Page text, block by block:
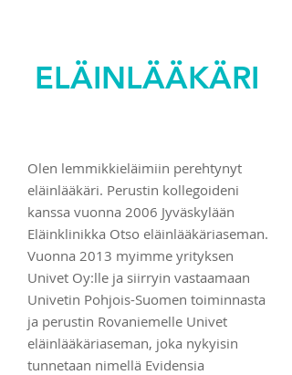
Olen lemmikkieläimiin perehtynyt
eläinlääkäri. Perustin kollegoideni
kanssa vuonna 2006 Jyväskylään
Eläinklinikka Otso eläinlääkäriaseman.
Vuonna 2013 myimme yrityksen
Univet Oy:lle ja siirryin vastaamaan
Univetin Pohjois-Suomen toiminnasta
ja perustin Rovaniemelle Univet
eläinlääkäriaseman, joka nykyisin
tunnetaan nimellä Evidensia
ELÄINLÄÄKÄRI